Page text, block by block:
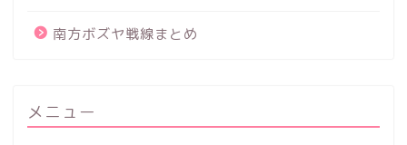
南方ボズヤ戦線まとめ
メニュー